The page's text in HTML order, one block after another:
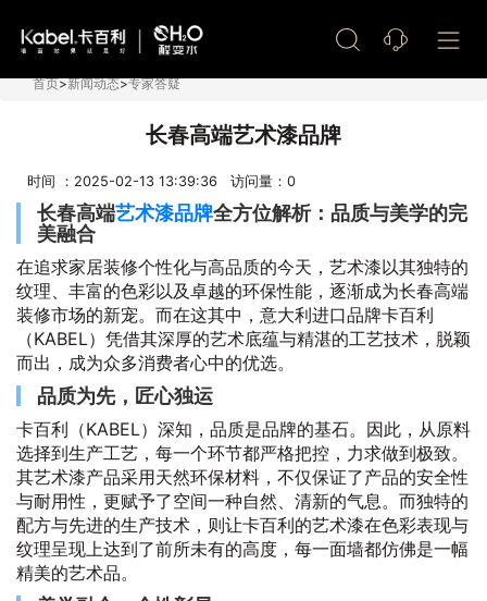
首页>新闻动态>专家答疑
长春高端艺术漆品牌
时间 ：2025-02-13 13:39:36 访问量： 0
长春高端艺术漆品牌全方位解析：品质与美学的完
美融合
在追求家居装修个性化与高品质的今天，艺术漆以其独特的
纹理、丰富的色彩以及卓越的环保性能，逐渐成为长春高端
装修市场的新宠。而在这其中，意大利进口品牌卡百利
（KABEL）凭借其深厚的艺术底蕴与精湛的工艺技术，脱颖
而出，成为众多消费者心中的优选。
品质为先，匠心独运
卡百利（KABEL）深知，品质是品牌的基石。因此，从原料
选择到生产工艺，每一个环节都严格把控，力求做到极致。
其艺术漆产品采用天然环保材料，不仅保证了产品的安全性
与耐用性，更赋予了空间一种自然、清新的气息。而独特的
配方与先进的生产技术，则让卡百利的艺术漆在色彩表现与
纹理呈现上达到了前所未有的高度，每一面墙都仿佛是一幅
精美的艺术品。